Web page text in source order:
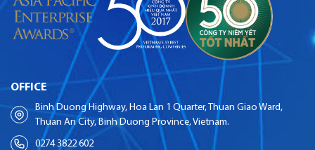
OFFICE
Binh Duong Highway, Hoa Lan 1 Quarter, Thuan Giao Ward,
Thuan An City, Binh Duong Province, Vietnam.
0274 3822 602